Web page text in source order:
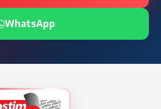
WhatsApp